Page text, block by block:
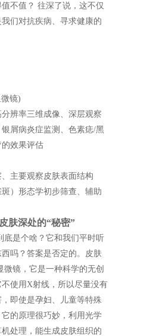
不值？ 往深了说，这不仅
们对抗疾病、寻求健康的
镜)
辨率三维成像、深层观察
屑病炎症监测、色素痣/黑
效果评估
主要观察皮肤表面结构
）形态学初步筛查、辅助
肤深处的“秘密”
底是个啥？它和我们平时听
吗？答案是否定的。皮肤
微镜，它是一种科学的无创
使用X射线，所以尽量没有
即使是孕妇、儿童等特殊
的原理很巧妙，利用光学
处理，能生成皮肤组织的